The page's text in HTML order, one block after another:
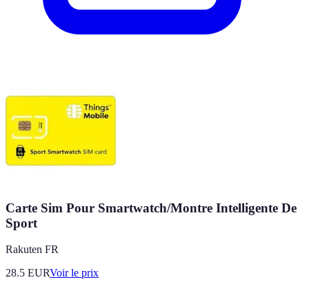
Carte Sim Pour Smartwatch/Montre Intelligente De
Sport
Rakuten FR
28.5 EURVoir le prix